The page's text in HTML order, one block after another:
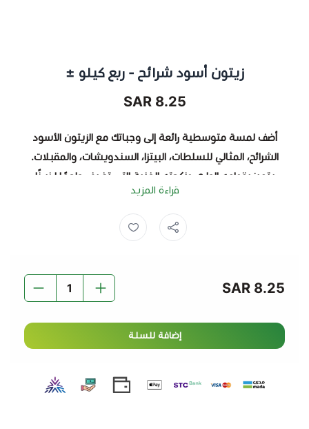
زيتون أسود شرائح - ربع كيلو ±
8.25 SAR
أضف لمسة متوسطية رائعة إلى وجباتك معالزيتون الأسود
الشرائح، المثالي للسلطات، البيتزا، السندويشات، والمقبلات.
يتميز بقوامه الطري ونكهته الغنية التي تضيف طعمًا لذيذًا
لكل طبق.
فوائد الزيتون الأسود الشرائح:
المفيدة لصحة الجسم.
يعزز النكهة في الأطباق
مفيد لصحة البشرة
– يحتوي على فيتامين E الذي يساعد
قراءة المزيد
8.25 SAR
إضافة للسلة